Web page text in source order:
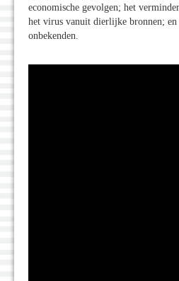
economische gevolgen; het
het virus vanuit dierlijke bronnen; en
onbekenden.